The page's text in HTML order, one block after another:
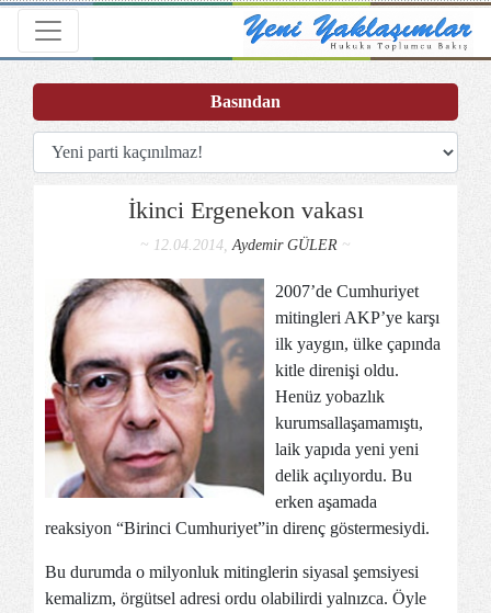
Toggle navigation
İkinci Ergenekon vakası
~ 12.04.2014,Aydemir GÜLER ~
2007’de Cumhuriyet
mitingleri AKP’ye karşı
ilk yaygın, ülke çapında
kitle direnişi oldu.
Henüz yobazlık
kurumsallaşamamıştı,
laik yapıda yeni yeni
delik açılıyordu. Bu
erken aşamada
reaksiyon “Birinci Cumhuriyet”in direnç göstermesiydi.
Bu durumda o milyonluk mitinglerin siyasal şemsiyesi
kemalizm, örgütsel adresi ordu olabilirdi yalnızca. Öyle
Basından